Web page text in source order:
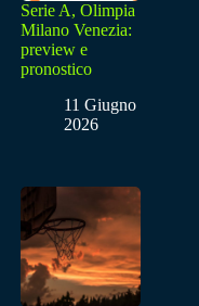
Serie A, Olimpia
Milano Venezia:
preview e
pronostico
11 Giugno
2026